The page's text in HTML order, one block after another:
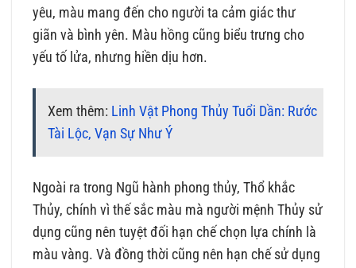
yêu, màu mang đến cho người ta cảm giác thư
giãn và bình yên. Màu hồng cũng biểu trưng cho
yếu tố lửa, nhưng hiền dịu hơn.
Xem thêm: Linh Vật Phong Thủy Tuổi Dần: Rước
Tài Lộc, Vạn Sự Như Ý
Ngoài ra trong Ngũ hành phong thủy, Thổ khắc
Thủy, chính vì thế sắc màu mà người mệnh Thủy sử
dụng cũng nên tuyệt đối hạn chế chọn lựa chính là
màu vàng. Và đồng thời cũng nên hạn chế sử dụng